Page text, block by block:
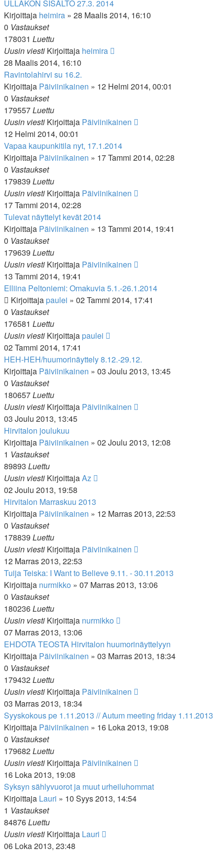
ULLAKON SISÄLTÖ 27.3. 2014
Kirjoittaja heimira » 28 Maalis 2014, 16:10
0 Vastaukset
178031 Luettu
Uusin viesti Kirjoittaja heimira
28 Maalis 2014, 16:10
Ravintolahirvi su 16.2.
Kirjoittaja Päiviinikainen » 12 Helmi 2014, 00:01
0 Vastaukset
179557Luettu
Uusin viesti Kirjoittaja Päiviinikainen
12 Helmi 2014, 00:01
Vapaa kaupunkitila nyt, 17.1.2014
Kirjoittaja Päiviinikainen » 17 Tammi 2014, 02:28
0 Vastaukset
179839 Luettu
Uusin viesti Kirjoittaja Päiviinikainen
17 Tammi 2014, 02:28
Tulevat näyttelyt kevät 2014
Kirjoittaja Päiviinikainen » 13 Tammi 2014, 19:41
0 Vastaukset
179639 Luettu
Uusin viesti Kirjoittaja Päiviinikainen
13 Tammi 2014, 19:41
Elliina Peltoniemi: Omakuvia 5.1.-26.1.2014
Kirjoittaja paulei » 02 Tammi 2014, 17:41
0 Vastaukset
176581 Luettu
Uusin viesti Kirjoittaja paulei
02 Tammi 2014, 17:41
HEH-HEH/huumorinäyttely 8.12.-29.12.
Kirjoittaja Päiviinikainen » 03 Joulu 2013, 13:45
0 Vastaukset
180657Luettu
Uusin viesti Kirjoittaja Päiviinikainen
03 Joulu 2013, 13:45
Hirvitalon joulukuu
Kirjoittaja Päiviinikainen » 02 Joulu 2013, 12:08
1 Vastaukset
89893 Luettu
Uusin viesti KirjoittajaAz
02 Joulu 2013, 19:58
Hirvitalon Marraskuu 2013
Kirjoittaja Päiviinikainen » 12 Marras 2013, 22:53
0 Vastaukset
178839 Luettu
Uusin viesti Kirjoittaja Päiviinikainen
12 Marras 2013, 22:53
Tuija Teiska: I Want to Believe 9.11. - 30.11.2013
Kirjoittaja nurmikko » 07 Marras 2013, 13:06
0 Vastaukset
180236Luettu
Uusin viesti Kirjoittaja nurmikko
07 Marras 2013, 13:06
EHDOTA TEOSTA Hirvitalon huumorinäyttelyyn
Kirjoittaja Päiviinikainen » 03 Marras 2013, 18:34
0 Vastaukset
179432Luettu
Uusin viesti Kirjoittaja Päiviinikainen
03 Marras 2013, 18:34
Syyskokous pe 1.11.2013 // Autum meeting friday 1.11.2013
Kirjoittaja Päiviinikainen » 16 Loka 2013, 19:08
0 Vastaukset
179682Luettu
Uusin viesti Kirjoittaja Päiviinikainen
16 Loka 2013, 19:08
Syksyn sählyvuorot ja muut urheiluhommat
Kirjoittaja Lauri » 10 Syys 2013, 14:54
1 Vastaukset
84876Luettu
Uusin viesti Kirjoittaja Lauri
06 Loka 2013, 23:48